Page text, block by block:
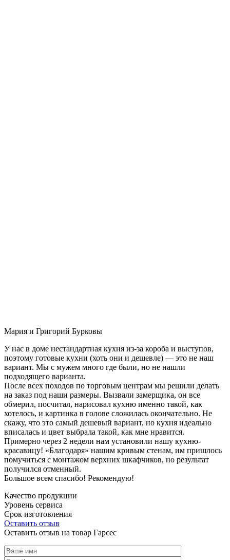
Мария и Григорий Бурковы
У нас в доме нестандартная кухня из-за короба и выступов,
поэтому готовые кухни (хоть они и дешевле) — это не наш
вариант. Мы с мужем много где были, но не нашли
подходящего варианта.
После всех походов по торговым центрам мы решили делать
на заказ под наши размеры. Вызвали замерщика, он все
обмерил, посчитал, нарисовал кухню именно такой, как
хотелось, и картинка в голове сложилась окончательно. Не
скажу, что это самый дешевый вариант, но кухня идеально
вписалась и цвет выбрала такой, как мне нравится.
Примерно через 2 недели нам установили нашу кухню-
красавицу! «Благодаря» нашим кривым стенам, им пришлось
помучиться с монтажом верхних шкафчиков, но результат
получился отменный.
Большое всем спасибо! Рекомендую!
Качество продукции
Уровень сервиса
Срок изготовления
Оставить отзыв
Оставить отзыв на товар Гарсес